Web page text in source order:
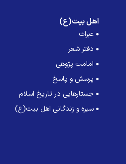
اهل بیت(ع)
عبرات
دفتر شعر
امامت پژوهی
پرسش و پاسخ
جستارهایی در تاریخ اسلام
سیره و زندگانی اهل بیت(ع)